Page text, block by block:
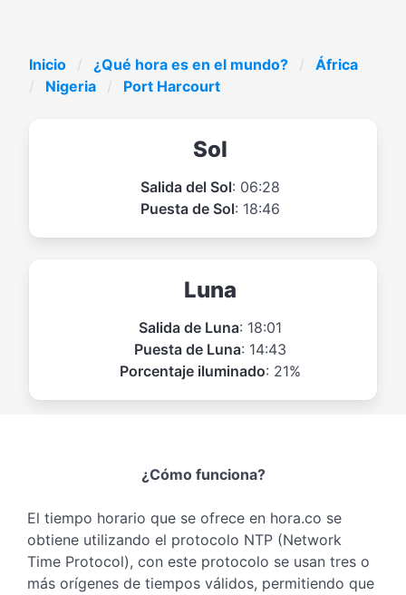
Inicio ¿Qué hora es en el mundo?
África
Nigeria
Port Harcourt
Sol
Salida del Sol: 06:28
Puesta de Sol: 18:46
Luna
Salida de Luna: 18:01
Puesta de Luna: 14:43
Porcentaje iluminado: 21%
¿Cómo funciona?
El tiempo horario que se ofrece en hora.co se
obtiene utilizando el protocolo NTP (Network
Time Protocol), con este protocolo se usan tres o
más orígenes de tiempos válidos, permitiendo que